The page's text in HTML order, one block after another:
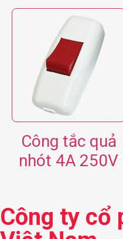
Công tắc quả
nhót 4A 250V
Công ty cổ